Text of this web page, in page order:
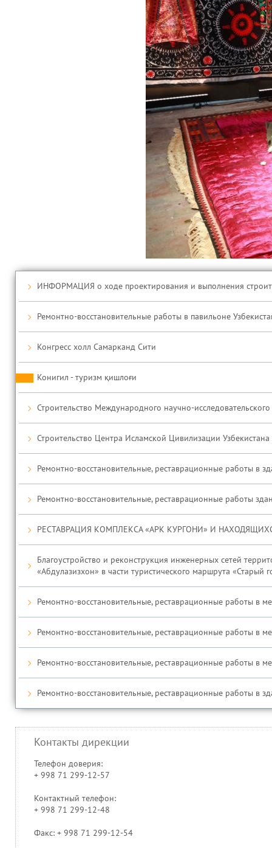
ИНФОРМАЦИЯ о ходе проектирования и выполнения
Ремонтно-восстановительные работы в павильоне
Конгресс холл Самарканд Сити
Конигил - туризм қишлоғи
Строительство Международного научно-
Строительство Центра Исламской Цивилизации
Ремонтно-восстановительные, реставрационные работы в
Ремонтно-восстановительные, реставрационные работы
РЕСТАВРАЦИЯ КОМПЛЕКСА «АРК КУРГОНИ» И
Благоустройство и реконструкция инженерных сетей
«Абдулазизхон» в части туристического маршрута «Старый
Ремонтно-восстановительные, реставрационные работы в
Ремонтно-восстановительные, реставрационные работы в
Ремонтно-восстановительные, реставрационные работы в
Ремонтно-восстановительные, реставрационные работы в
Контакты дирекции
Телефон доверия:
+ 998 71 299-12-57
Контактный телефон:
+ 998 71 299-12-48
Факс: + 998 71 299-12-54